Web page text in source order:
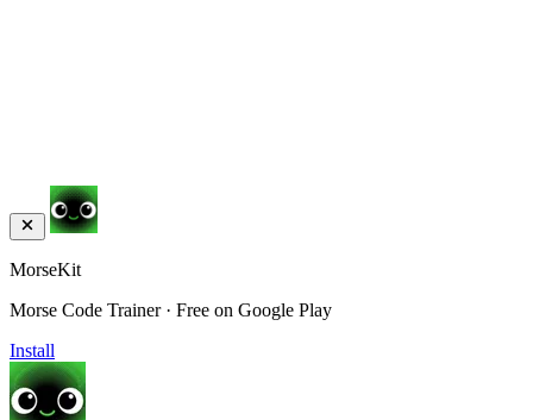
MorseKit
Morse Code Trainer · Free on Google Play
Install